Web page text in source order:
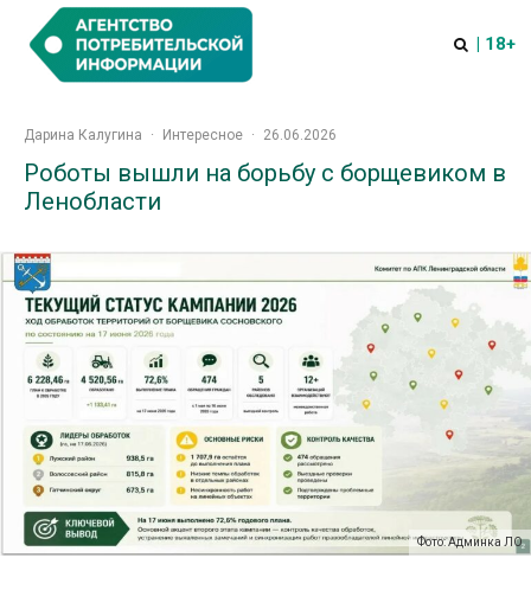
| 18+
Дарина Калугина · Интересное · 26.06.2026
Роботы вышли на борьбу с борщевиком в
Ленобласти
Фото: Админка ЛО